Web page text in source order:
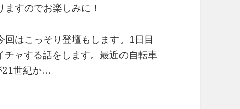
すのでお楽しみに！
はこっそり登壇もします。1日目
ャする話をします。最近の自転車
21世紀か…